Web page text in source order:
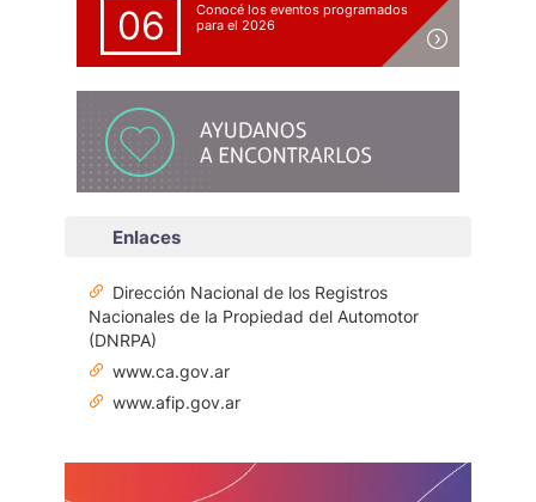
06
Conocé los eventos programados
para el 2026
Enlaces
Dirección Nacional de los Registros
Nacionales de la Propiedad del Automotor
(DNRPA)
www.ca.gov.ar
www.afip.gov.ar